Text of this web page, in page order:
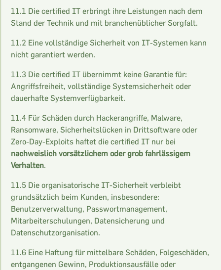
11.1 Die certified IT erbringt ihre Leistungen nach dem
Stand der Technik und mit branchenüblicher Sorgfalt.
11.2 Eine vollständige Sicherheit von IT-Systemen kann
nicht garantiert werden.
11.3 Die certified IT übernimmt keine Garantie für:
Angriffsfreiheit, vollständige Systemsicherheit oder
dauerhafte Systemverfügbarkeit.
11.4 Für Schäden durch Hackerangriffe, Malware,
Ransomware, Sicherheitslücken in Drittsoftware oder
Zero-Day-Exploits haftet die certified IT nur bei
nachweislich vorsätzlichem oder grob fahrlässigem
Verhalten.
11.5 Die organisatorische IT-Sicherheit verbleibt
grundsätzlich beim Kunden, insbesondere:
Benutzerverwaltung, Passwortmanagement,
Mitarbeiterschulungen, Datensicherung und
Datenschutzorganisation.
11.6 Eine Haftung für mittelbare Schäden, Folgeschäden,
entgangenen Gewinn, Produktionsausfälle oder